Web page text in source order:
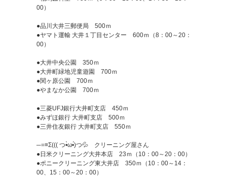
00）
●品川大井三郵便局 500ｍ
●ヤマト運輸 大井１丁目センター 600ｍ（8：00～20：
00）
●大井中央公園 350ｍ
●大井町緑地児童遊園 700ｍ
●関ヶ原公園 700ｍ
●やまなか公園 700ｍ
●三菱UFJ銀行大井町支店 450ｍ
●みずほ銀行 大井町支店 500ｍ
●三井住友銀行 大井町支店 550ｍ
─=≡Σ((( つ•̀ω•́)つ💦 クリーニング屋さん
●日米クリーニング大井本店 23ｍ（10：00～20：00）
●ポニークリーニング東大井店 350ｍ（10：00～14：
00、15：00～20：00）